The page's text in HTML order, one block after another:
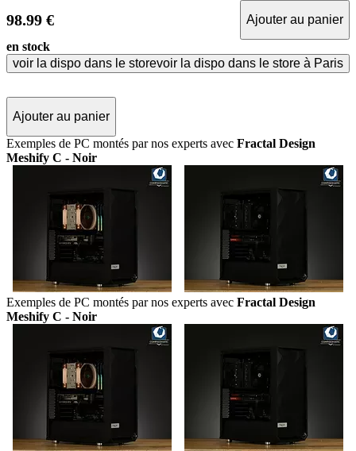
98.99 €
Ajouter au panier
en stock
voir la dispo dans le storevoir la dispo dans le store à Paris
Ajouter au panier
Exemples de PC montés par nos experts avec Fractal Design
Meshify C - Noir
Exemples de PC montés par nos experts avec Fractal Design
Meshify C - Noir